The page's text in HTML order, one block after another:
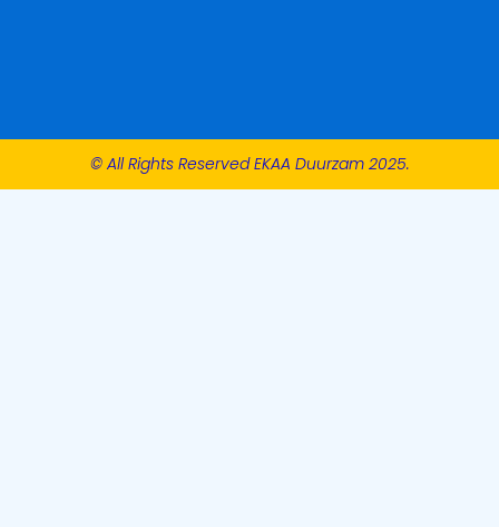
© All Rights Reserved EKAA Duurzam 2025.